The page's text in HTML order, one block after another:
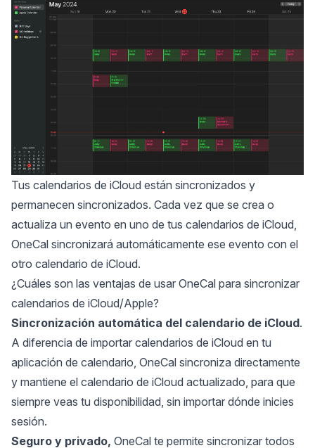
Tus calendarios de iCloud están sincronizados y
permanecen sincronizados. Cada vez que se crea o
actualiza un evento en uno de tus calendarios de iCloud,
OneCal sincronizará automáticamente ese evento con el
otro calendario de iCloud.
¿Cuáles son las ventajas de usar OneCal para sincronizar
calendarios de iCloud/Apple?
Sincronización automática del calendario de iCloud.
A diferencia de importar calendarios de iCloud en tu
aplicación de calendario, OneCal sincroniza directamente
y mantiene el calendario de iCloud actualizado, para que
siempre veas tu disponibilidad, sin importar dónde inicies
sesión.
Seguro y privado, OneCal te permite sincronizar todos